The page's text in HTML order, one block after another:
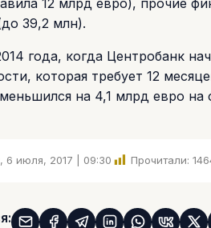
12 млрд евро), прочие
39,2 млн).
года, когда Центробанк
которая требует 12
на 4,1 млрд евро
6 июля, 2017 | 09:30 Прочитали: